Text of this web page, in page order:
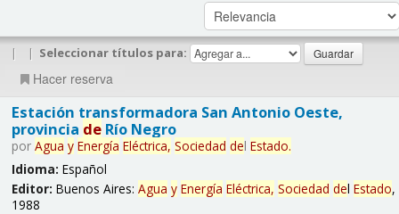
| | Seleccionar títulos para:
Hacer reserva
Estación transformadora San Antonio Oeste,
provincia deRío Negro
por Agua y Energía Eléctrica, Sociedad del Estado.
Idioma: Español
Editor: Buenos Aires: Agua y Energía Eléctrica, Sociedad del Estado,
1988